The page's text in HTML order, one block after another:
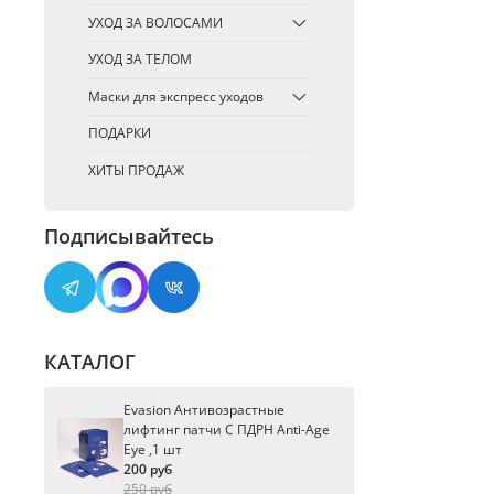
УХОД ЗА ВОЛОСАМИ
УХОД ЗА ТЕЛОМ
Маски для экспресс уходов
ПОДАРКИ
ХИТЫ ПРОДАЖ
Подписывайтесь
КАТАЛОГ
Evasion Антивозрастные
лифтинг патчи С ПДРН Anti-Age
Eye ,1 шт
200 руб
250 руб